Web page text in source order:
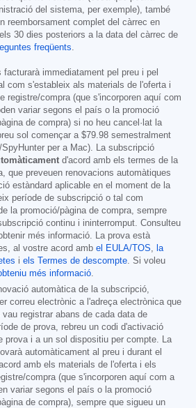
del sistema, per exemple), també
reemborsament complet del càrrec en
30 dies posteriors a la data del càrrec de
freqüents.
immediatament pel preu i pel
com s'estableix als materials de l'oferta i
registre/compra (que s'incorporen aquí com
variar segons el país o la promoció
de compra) si no heu cancel·lat la
sol començar a $79.98 semestralment
per a Mac). La subscripció
d'acord amb els termes de la
que preveuen renovacions automàtiques
estàndard aplicable en el moment de la
període de subscripció o tal com
la promoció/pàgina de compra, sempre
continu i ininterromput. Consulteu
més informació. La prova està
al vostre acord amb el EULA/TOS, la
i els Termes de descompte. Si voleu
més informació.
automàtica de la subscripció,
correu electrònic a l'adreça electrònica que
registrar abans de cada data de
de prova, rebreu un codi d'activació
prova i a un sol dispositiu per compte. La
automàticament al preu i durant el
amb els materials de l'oferta i els
compra (que s'incorporen aquí com a
variar segons el país o la promoció
de compra), sempre que sigueu un